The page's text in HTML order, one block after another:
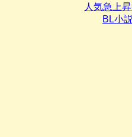
人気急上
BL小